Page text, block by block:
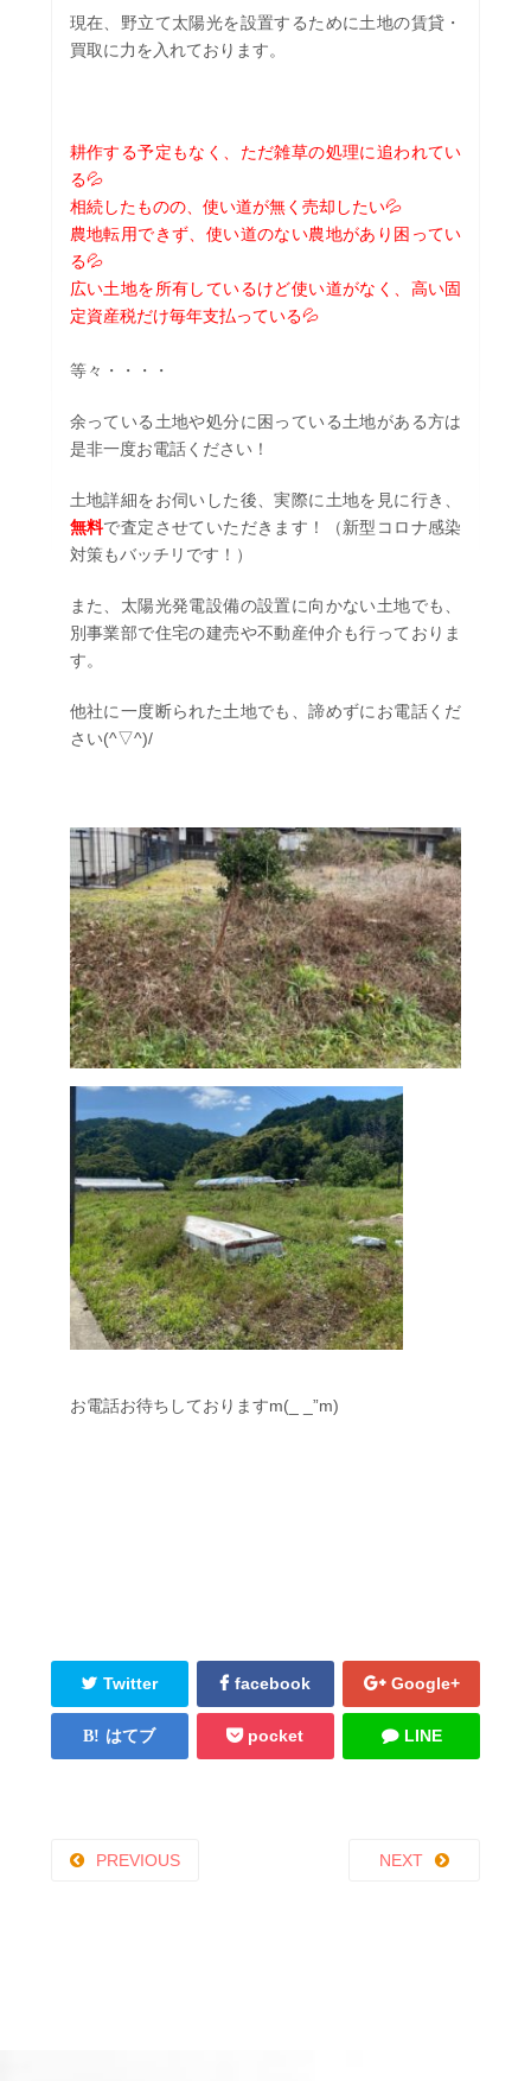
現在、野立て太陽光を設置するために土地の賃貸・
買取に力を入れております。
耕作する予定もなく、ただ雑草の処理に追われてい
る💦
相続したものの、使い道が無く売却したい💦
農地転用できず、使い道のない農地があり困ってい
る💦
広い土地を所有しているけど使い道がなく、高い固
定資産税だけ毎年支払っている💦
等々・・・・
余っている土地や処分に困っている土地がある方は
是非一度お電話ください！
土地詳細をお伺いした後、実際に土地を見に行き、
無料で査定させていただきます！（新型コロナ感染
対策もバッチリです！）
また、太陽光発電設備の設置に向かない土地でも、
別事業部で住宅の建売や不動産仲介も行っておりま
す。
他社に一度断られた土地でも、諦めずにお電話くだ
さい(^▽^)/
お電話お待ちしておりますm(_ _”m)
Twitter facebook Google+
はてブ pocket LINE
PREVIOUS NEXT